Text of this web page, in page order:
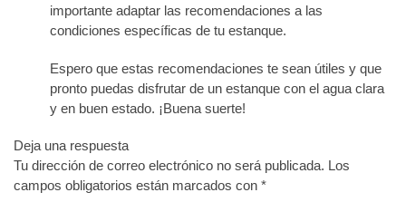
importante adaptar las recomendaciones a las
condiciones específicas de tu estanque.
Espero que estas recomendaciones te sean útiles y que
pronto puedas disfrutar de un estanque con el agua clara
y en buen estado. ¡Buena suerte!
Deja una respuesta
Tu dirección de correo electrónico no será publicada. Los
campos obligatorios están marcados con *